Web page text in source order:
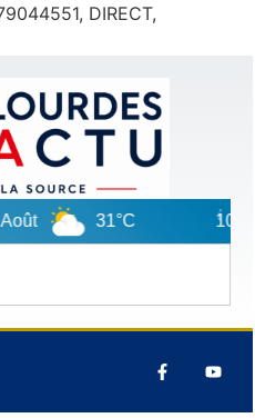
DIRECT,
31°C 10 Août